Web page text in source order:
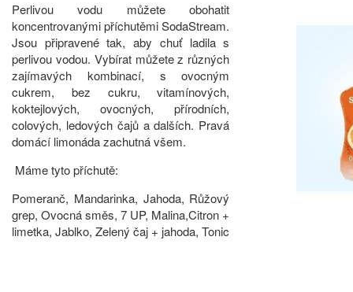
Perlivou vodu můžete obohatit
koncentrovanými příchutěmi SodaStream.
Jsou připravené tak, aby chuť ladila s
perlivou vodou. Vybírat můžete z různých
zajímavých kombinací, s ovocným
cukrem, bez cukru, vitamínových,
koktejlových, ovocných, přírodních,
colových, ledových čajů a dalších. Pravá
domácí limonáda zachutná všem.
Máme tyto příchutě:
Pomeranč, Mandarinka, Jahoda, Růžový
grep, Ovocná směs, 7 UP, Malina,Citron +
limetka, Jablko, Zelený čaj + jahoda, Tonic